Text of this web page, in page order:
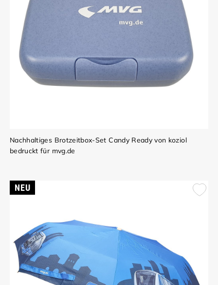
Nachhaltiges Brotzeitbox-Set Candy Ready von koziol
bedruckt für mvg.de
NEU